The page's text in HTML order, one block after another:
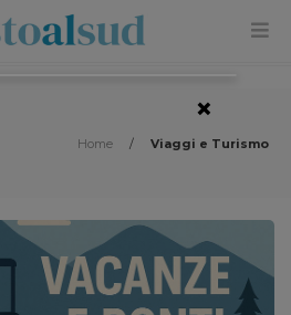
Home / Viaggi e Turismo
×